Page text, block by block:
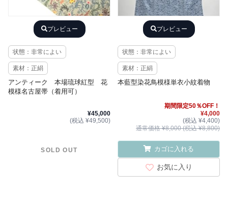
プレビュー
状態：非常によい
素材：正絹
アンティーク 本場琉球紅型 花
模様名古屋帯（着用可）
¥45,000
(税込 ¥49,500)
SOLD OUT
プレビュー
状態：非常によい
素材：正絹
本藍型染花鳥模様単衣小紋着物
期間限定50％OFF！
¥4,000
(税込 ¥4,400)
通常価格 ¥8,000 (税込 ¥8,800)
カゴに入れる
お気に入り